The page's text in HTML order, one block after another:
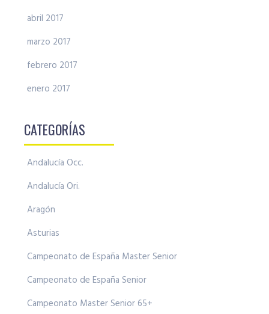
abril 2017
marzo 2017
febrero 2017
enero 2017
CATEGORÍAS
Andalucía Occ.
Andalucía Ori.
Aragón
Asturias
Campeonato de España Master Senior
Campeonato de España Senior
Campeonato Master Senior 65+